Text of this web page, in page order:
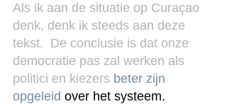
Als ik aan de situatie op Curaçao
denk, denk ik steeds aan deze
tekst.  De conclusie is dat onze
democratie pas zal werken als
politici en kiezers beter zijn
opgeleid over het systeem.